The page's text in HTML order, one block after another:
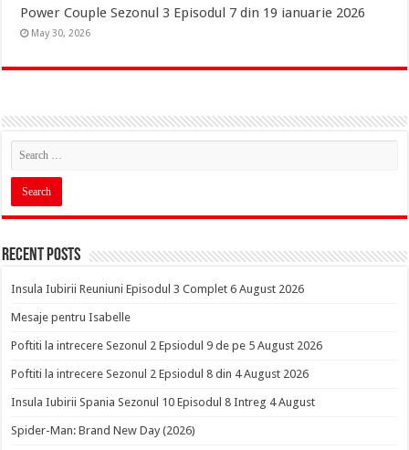
Power Couple Sezonul 3 Episodul 7 din 19 ianuarie 2026
May 30, 2026
Recent Posts
Insula Iubirii Reuniuni Episodul 3 Complet 6 August 2026
Mesaje pentru Isabelle
Poftiti la intrecere Sezonul 2 Epsiodul 9 de pe 5 August 2026
Poftiti la intrecere Sezonul 2 Epsiodul 8 din 4 August 2026
Insula Iubirii Spania Sezonul 10 Episodul 8 Intreg 4 August
Spider-Man: Brand New Day (2026)